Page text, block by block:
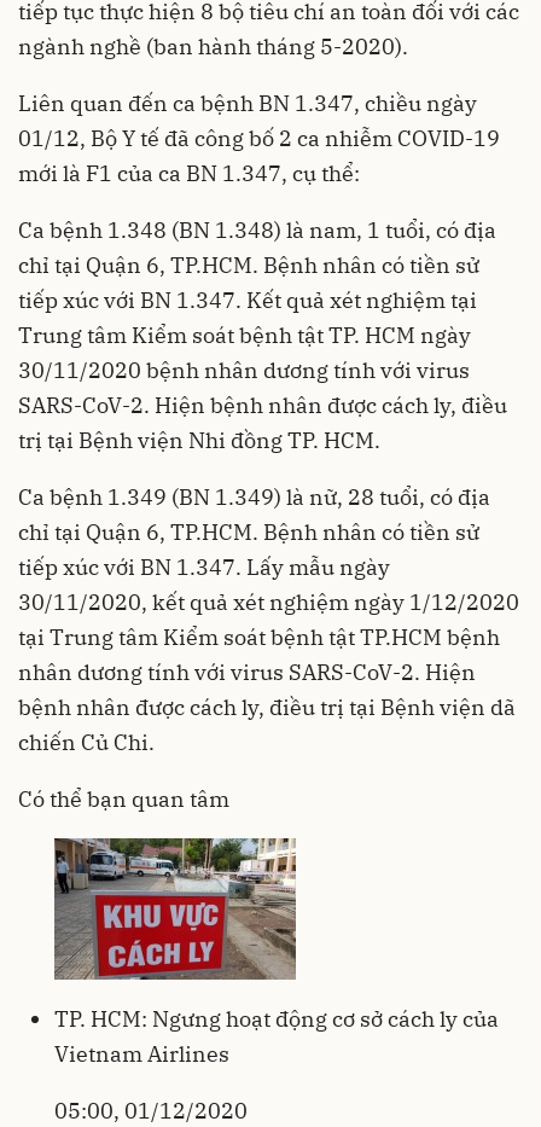
tiếp tục thực hiện 8 bộ tiêu chí an toàn đối với các
ngành nghề (ban hành tháng 5-2020).
Liên quan đến ca bệnh BN 1.347, chiều ngày
01/12, Bộ Y tế đã công bố 2 ca nhiễm COVID-19
mới là F1 của ca BN 1.347, cụ thể:
Ca bệnh 1.348 (BN 1.348) là nam, 1 tuổi, có địa
chỉ tại Quận 6, TP.HCM. Bệnh nhân có tiền sử
tiếp xúc với BN 1.347. Kết quả xét nghiệm tại
Trung tâm Kiểm soát bệnh tật TP. HCM ngày
30/11/2020 bệnh nhân dương tính với virus
SARS-CoV-2. Hiện bệnh nhân được cách ly, điều
trị tại Bệnh viện Nhi đồng TP. HCM.
Ca bệnh 1.349 (BN 1.349) là nữ, 28 tuổi, có địa
chỉ tại Quận 6, TP.HCM. Bệnh nhân có tiền sử
tiếp xúc với BN 1.347. Lấy mẫu ngày
30/11/2020, kết quả xét nghiệm ngày 1/12/2020
tại Trung tâm Kiểm soát bệnh tật TP.HCM bệnh
nhân dương tính với virus SARS-CoV-2. Hiện
bệnh nhân được cách ly, điều trị tại Bệnh viện dã
chiến Củ Chi.
Có thể bạn quan tâm
TP. HCM: Ngưng hoạt động cơ sở cách ly của
Vietnam Airlines
05:00, 01/12/2020